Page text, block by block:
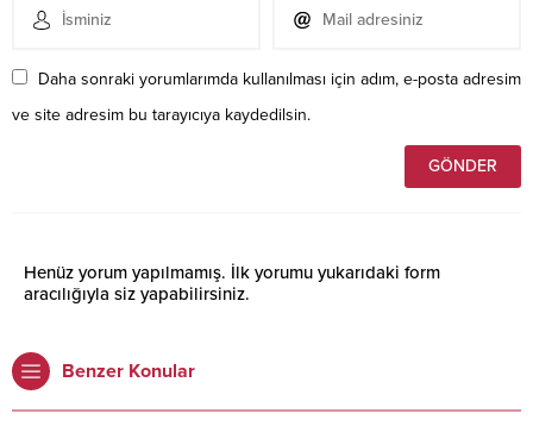
Daha sonraki yorumlarımda kullanılması için adım, e-posta adresim
ve site adresim bu tarayıcıya kaydedilsin.
Henüz yorum yapılmamış. İlk yorumu yukarıdaki form
aracılığıyla siz yapabilirsiniz.
Benzer Konular